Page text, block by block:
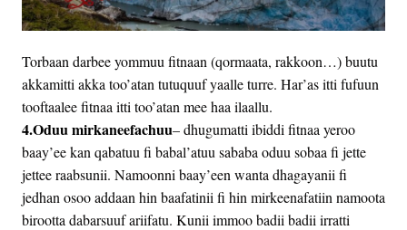
Torbaan darbee yommuu fitnaan (qormaata, rakkoon…) buutu
akkamitti akka too’atan tutuquuf yaalle turre. Har’as itti fufuun
tooftaalee fitnaa itti too’atan mee haa ilaallu.
4.Oduu mirkaneefachuu– dhugumatti ibiddi fitnaa yeroo
baay’ee kan qabatuu fi babal’atuu sababa oduu sobaa fi jette
jettee raabsunii. Namoonni baay’een wanta dhagayanii fi
jedhan osoo addaan hin baafatinii fi hin mirkeenafatiin namoota
birootta dabarsuuf ariifatu. Kunii immoo badii badii irratti